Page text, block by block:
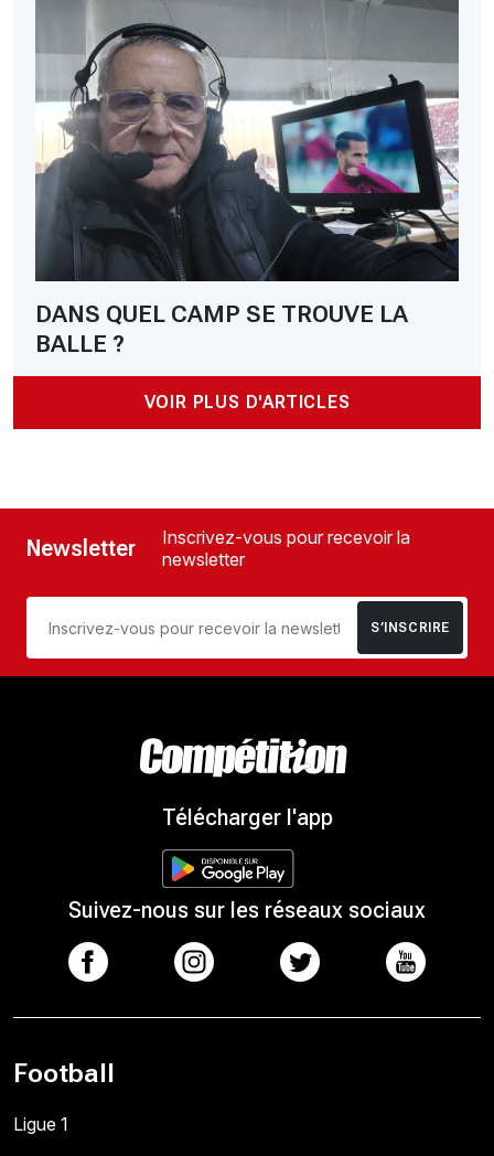
DANS QUEL CAMP SE TROUVE LA
BALLE ?
VOIR PLUS D'ARTICLES
Newsletter
Inscrivez-vous pour recevoir la
newsletter
S’INSCRIRE
Télécharger l'app
Suivez-nous sur les réseaux sociaux
Football
Ligue 1